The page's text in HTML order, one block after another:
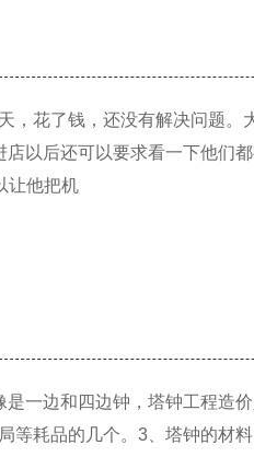
，花了钱，还没有解决问题。
以后还可以要求看一下他们
让他把机
一边和四边钟，塔钟工程造
等耗品的几个。3、塔钟的材